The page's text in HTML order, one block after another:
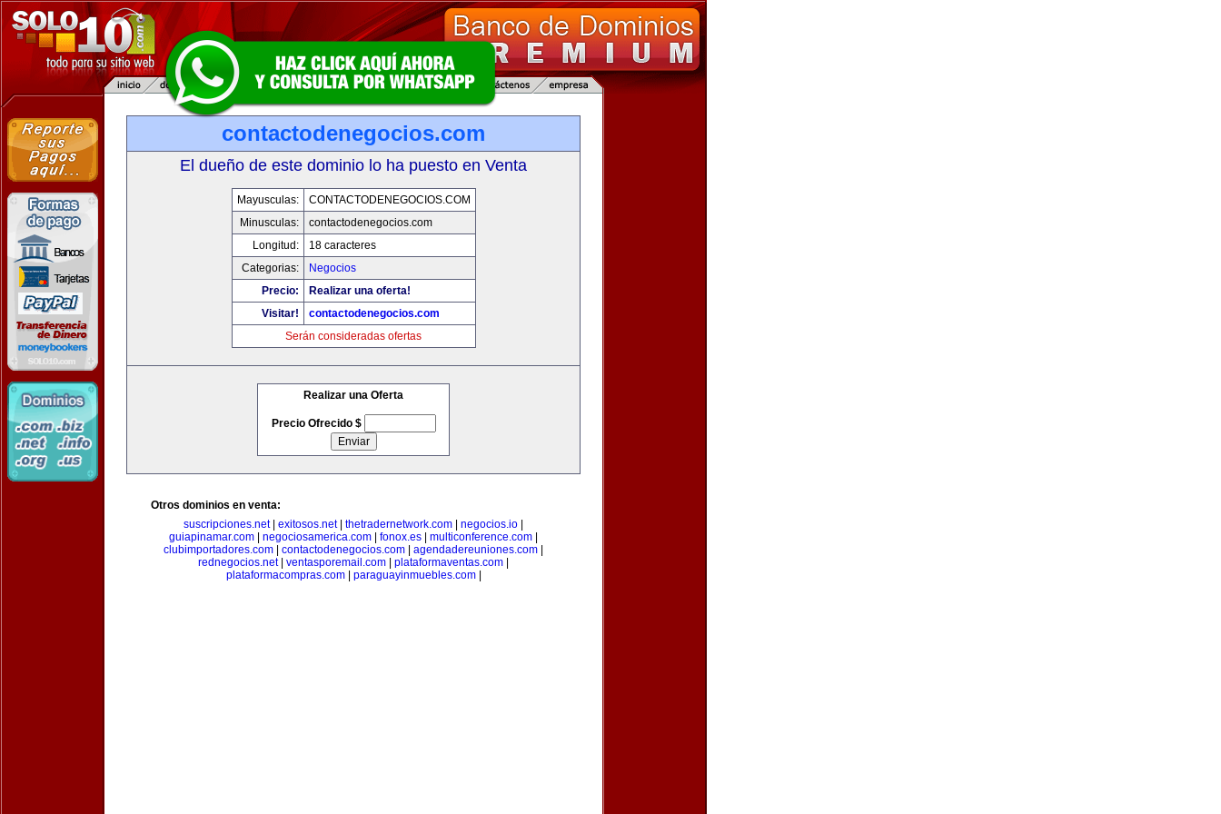
contactodenegocios.com
El dueño de este dominio lo ha puesto en Venta
Mayusculas:
CONTACTODENEGOCIOS.COM
Minusculas:
contactodenegocios.com
Longitud:
18 caracteres
Categorias:
Negocios
Precio:
Realizar una oferta!
Visitar!
contactodenegocios.com
Serán consideradas ofertas
Realizar una Oferta
Precio Ofrecido $
Otros dominios en venta:
suscripciones.net| exitosos.net| thetradernetwork.com negocios.io
guiapinamar.com
negociosamerica.com fonox.es multiconference.com
clubimportadores.com
contactodenegocios.com agendadereuniones.com
rednegocios.net| ventasporemail.com plataformaventas.com
plataformacompras.com| paraguayinmuebles.com|